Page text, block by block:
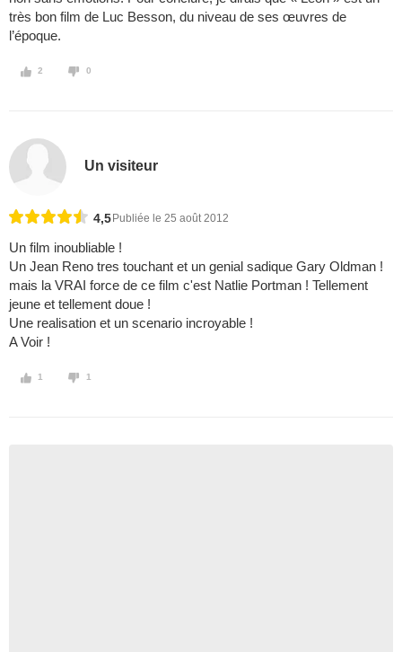
très bon film de Luc Besson, du niveau de ses œuvres de
l’époque.
2 0
Un visiteur
4,5 Publiée le 25 août 2012
Un film inoubliable !
Un Jean Reno tres touchant et un genial sadique Gary Oldman !
mais la VRAI force de ce film c'est Natlie Portman ! Tellement
jeune et tellement doue !
Une realisation et un scenario incroyable !
A Voir !
1 1